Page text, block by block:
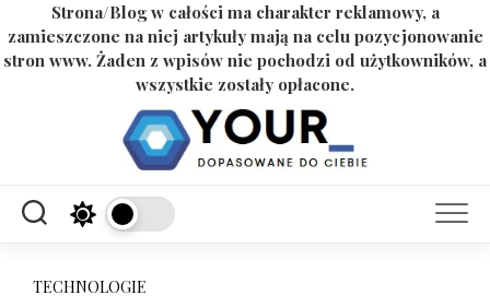
Strona/Blog w całości ma charakter reklamowy, a
zamieszczone na niej artykuły mają na celu pozycjonowanie
stron www. Żaden z wpisów nie pochodzi od użytkowników, a
wszystkie zostały opłacone.
TECHNOLOGIE